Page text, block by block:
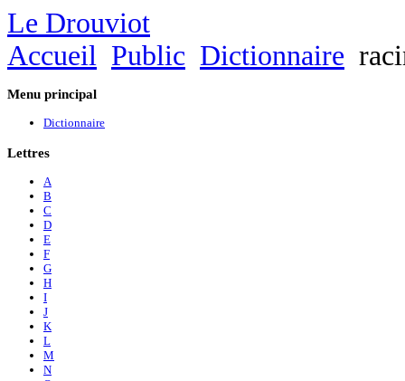
Le Drouviot
Accueil Public Dictionnaire
Menu principal
Dictionnaire
Lettres
A
B
C
D
E
F
G
H
I
J
K
L
M
N